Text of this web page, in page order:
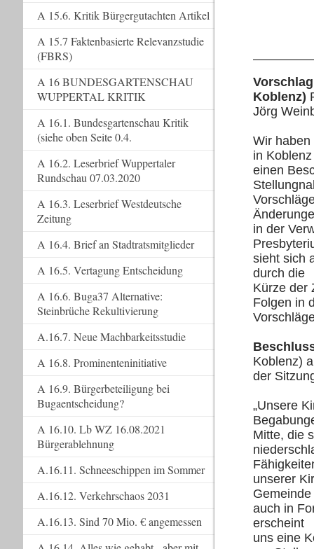
Koblenz)
Jörg
Wir
in Koblenz
einen
in der
sieht sich
durch die
Kürze der
Folgen in
Koblenz)
der
„Unsere
Mitte, die
unserer
auch in
erscheint
uns eine
A 15.6. Kritik Bürgergutachten Artikel
A 15.7 Faktenbasierte Relevanzstudie
(FBRS)
A 16 BUNDESGARTENSCHAU
WUPPERTAL KRITIK
A 16.1. Bundesgartenschau Kritik
(siehe oben Seite 0.4.
A 16.2. Leserbrief Wuppertaler
Rundschau 07.03.2020
A 16.3. Leserbrief Westdeutsche
Zeitung
A 16.4. Brief an Stadtratsmitglieder
A 16.5. Vertagung Entscheidung
A 16.6. Buga37 Alternative:
Steinbrüche Rekultivierung
A.16.7. Neue Machbarkeitsstudie
A 16.8. Prominenteninitiative
A 16.9. Bürgerbeteiligung bei
Bugaentscheidung?
A 16.10. Lb WZ 16.08.2021
Bürgerablehnung
A.16.11. Schneeschippen im Sommer
A.16.12. Verkehrschaos 2031
A.16.13. Sind 70 Mio. € angemessen